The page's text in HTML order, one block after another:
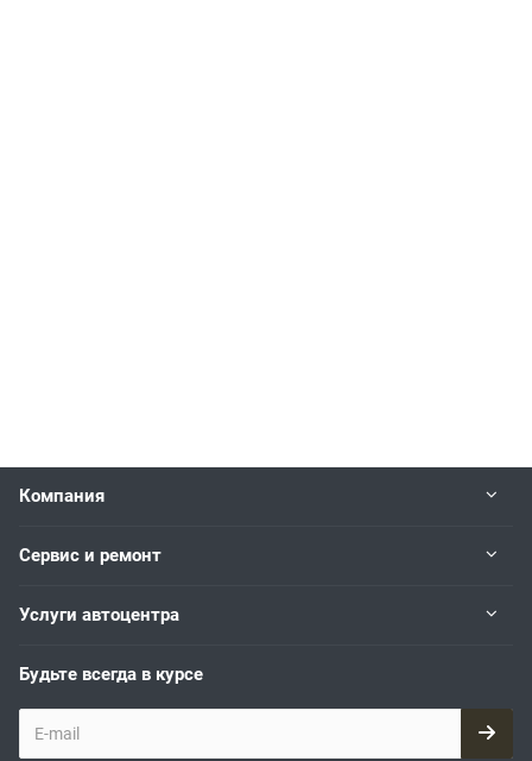
Компания
Сервис и ремонт
Услуги автоцентра
Будьте всегда в курсе